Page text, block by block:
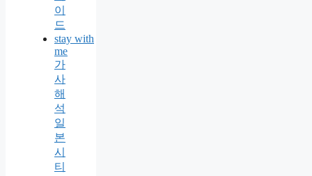
이
드
stay with
me
가
사
해
석
일
본
시
티